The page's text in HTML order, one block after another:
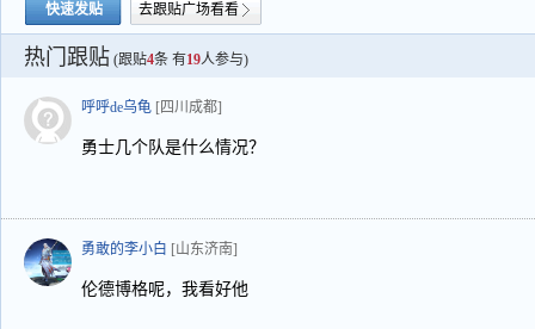
快速发贴 去跟贴广场看看
热门跟贴 (跟贴4条 有19人参与)
呼呼de乌龟 [四川成都]
勇士几个队是什么情况？
勇敢的李小白 [山东济南]
伦德博格呢，我看好他